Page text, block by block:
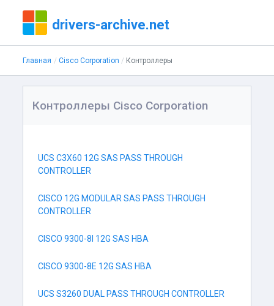
drivers-archive.net
Главная Cisco Corporation Контроллеры
Контроллеры Cisco Corporation
UCS C3X60 12G SAS PASS THROUGH
CONTROLLER
CISCO 12G MODULAR SAS PASS THROUGH
CONTROLLER
CISCO 9300-8I 12G SAS HBA
CISCO 9300-8E 12G SAS HBA
UCS S3260 DUAL PASS THROUGH CONTROLLER